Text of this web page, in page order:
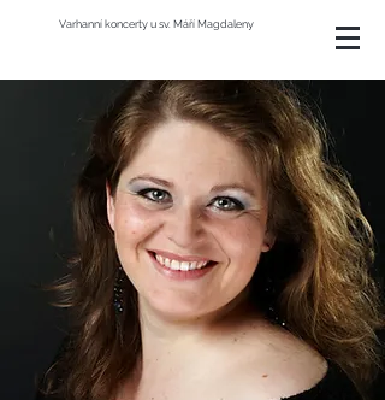
Varhanní koncerty u sv. Máří Magdaleny